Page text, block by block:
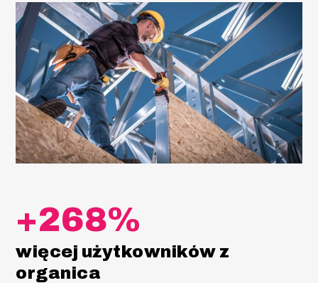
+268%
więcej użytkowników z
organica